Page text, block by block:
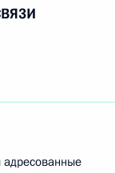
адресованные